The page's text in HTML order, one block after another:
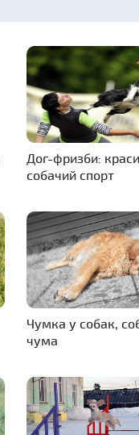
Дог-фризби:
собачий спорт
Чумка у собак,
чума